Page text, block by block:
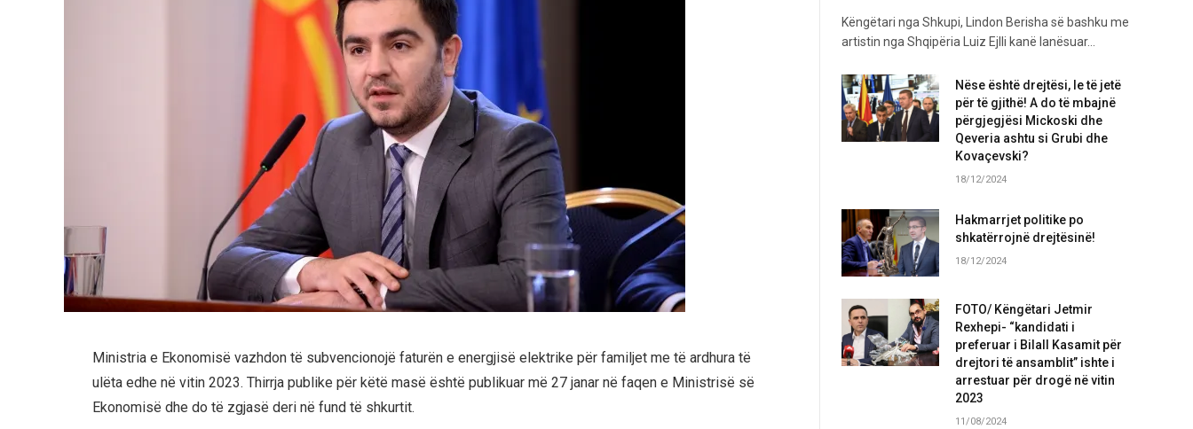
Ministria e Ekonomisë vazhdon të subvencionojë faturën e energjisë elektrike për familjet me të ardhura të
ulëta edhe në vitin 2023. Thirrja publike për këtë masë është publikuar më 27 janar në faqen e Ministrisë së
Ekonomisë dhe do të zgjasë deri në fund të shkurtit.
Këngëtari nga Shkupi, Lindon Berisha së bashku me
artistin nga Shqipëria Luiz Ejlli kanë lanësuar…
Nëse është drejtësi, le të jetë
për të gjithë! A do të mbajnë
përgjegjësi Mickoski dhe
Qeveria ashtu si Grubi dhe
Kovaçevski?
18/12/2024
Hakmarrjet politike po
shkatërrojnë drejtësinë!
18/12/2024
FOTO/ Këngëtari Jetmir
Rexhepi- “kandidati i
preferuar i Bilall Kasamit për
drejtori të ansamblit” ishte i
arrestuar për drogë në vitin
2023
11/08/2024